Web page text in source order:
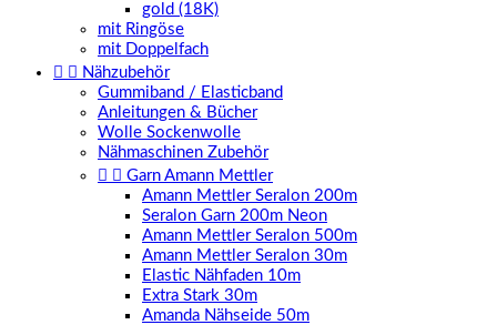
gold (18K)
mit Ringöse
mit Doppelfach
  Nähzubehör
Gummiband / Elasticband
Anleitungen & Bücher
Wolle Sockenwolle
Nähmaschinen Zubehör
  Garn Amann Mettler
Amann Mettler Seralon 200m
Seralon Garn 200m Neon
Amann Mettler Seralon 500m
Amann Mettler Seralon 30m
Elastic Nähfaden 10m
Extra Stark 30m
Amanda Nähseide 50m